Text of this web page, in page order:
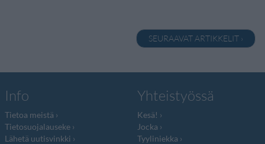
SEURAAVAT ARTIKKELIT ›
Info
Tietoa meistä
Tietosuojalauseke
Lähetä uutisvinkki
Yhteistyössä
Kesä!
Jocka
Tyyliniekka